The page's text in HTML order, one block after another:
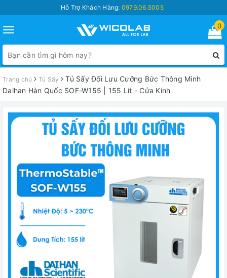
Hỗ Trợ Khách Hàng: 0979.06.5005
Toggle
navigation
0
Trang chủ Tủ Sấy
Tủ Sấy Đối Lưu Cưỡng Bức Thông Minh
Daihan Hàn Quốc SOF-W155 | 155 Lít - Cửa Kính